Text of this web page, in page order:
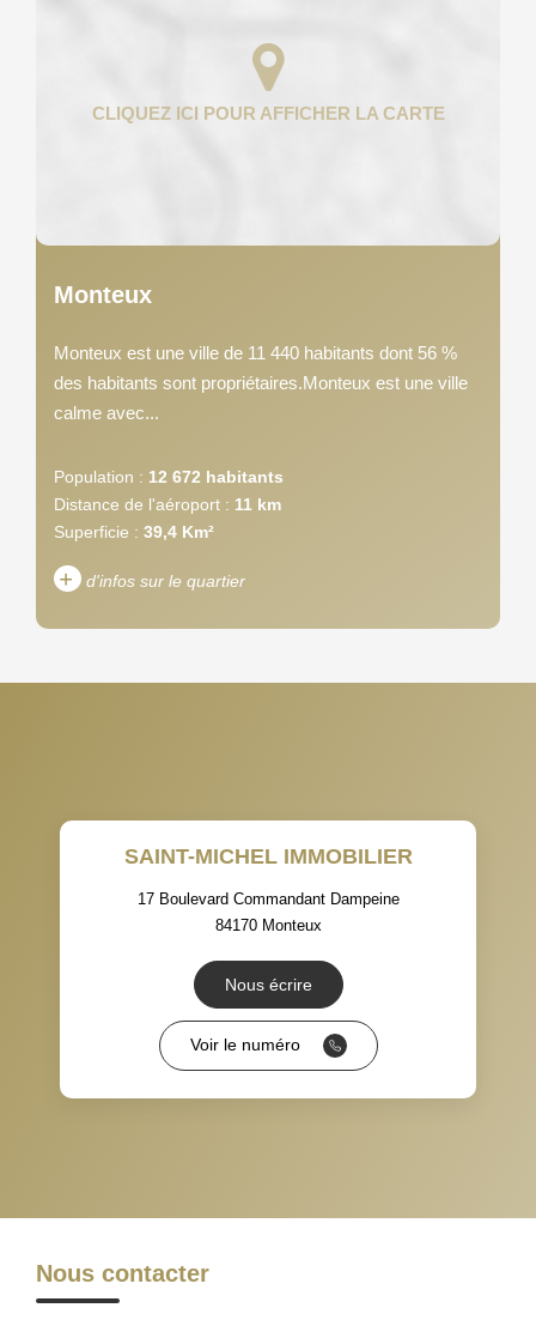
Monteux
Monteux est une ville de 11 440 habitants dont 56 %
des habitants sont propriétaires.Monteux est une ville
calme avec...
Population : 12 672 habitants
Distance de l'aéroport : 11 km
Superficie : 39,4 Km²
+ d'infos sur le quartier
TAXE FONCIÈRE
PART DES MÉNAGES SANS
VOITURE
RÉSULTATS DES LYCÉES ECOLES ET CRÈCHES
RESTAURANTS ET CAFÉS COMMERCES
SAINT-MICHEL IMMOBILIER
17 Boulevard Commandant Dampeine
84170 Monteux
Nous écrire
Voir le numéro
Nous contacter